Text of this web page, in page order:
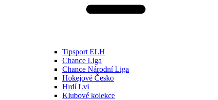
Tipsport ELH
Chance Liga
Chance Národní Liga
Hokejové Česko
Hrdí Lvi
Klubové kolekce